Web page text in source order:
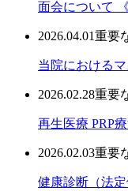
面会について
2026.04.01重要
当院における
2026.02.28重要
再生医療 PRP
2026.02.03重要
健康診断（法